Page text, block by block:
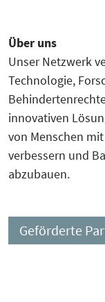
Über uns
Unser Netzwerk
Technologie,
innovativen
von Menschen
verbessern und
abzubauen.
Geförderte